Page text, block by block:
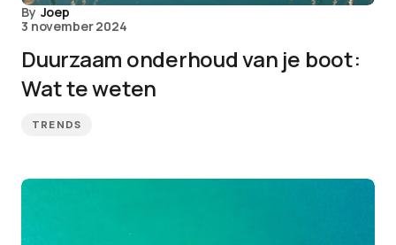
By Joep
3 november 2024
Duurzaam onderhoud van je boot:
Wat te weten
TRENDS